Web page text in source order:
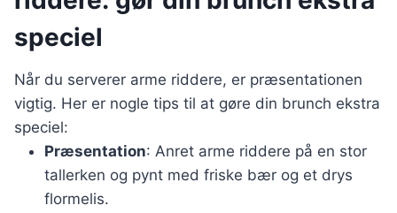
speciel
Når du serverer arme riddere, er præsentationen
vigtig. Her er nogle tips til at gøre din brunch ekstra
speciel:
Præsentation: Anret arme riddere på en stor
tallerken og pynt med friske bær og et drys
flormelis.